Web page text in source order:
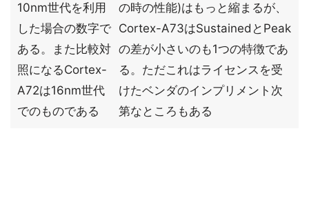
10nm世代を利用
した場合の数字で
ある。また比較対
照になるCortex-
A72は16nm世代
でのものである
の時の性能)はもっと縮まるが、
Cortex-A73はSustainedとPeak
の差が小さいのも1つの特徴であ
る。ただこれはライセンスを受
けたベンダのインプリメント次
第なところもある